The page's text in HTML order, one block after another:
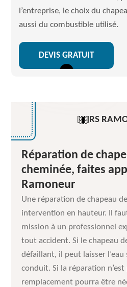
l’entreprise, le choix du
aussi du combustible utilisé.
DEVIS GRATUIT
RS
Réparation de
cheminée, faites
Ramoneur
Une réparation de chapeau
intervention en hauteur. Il
mission à un professionnel
tout accident. Si le chapeau
défaillant, il peut laisser l’eau
conduit. Si la réparation
remplacement pourra être